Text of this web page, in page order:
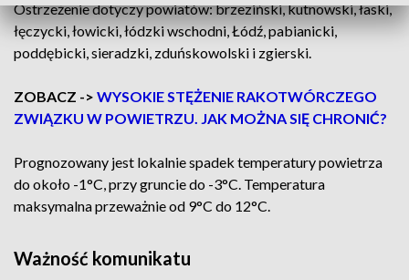
Ostrzeżenie dotyczy powiatów: brzeziński, kutnowski, łaski,
łęczycki, łowicki, łódzki wschodni, Łódź, pabianicki,
poddębicki, sieradzki, zduńskowolski i zgierski.
ZOBACZ -> WYSOKIE STĘŻENIE RAKOTWÓRCZEGO
ZWIĄZKU W POWIETRZU. JAK MOŻNA SIĘ CHRONIĆ?
Prognozowany jest lokalnie spadek temperatury powietrza
do około -1°C, przy gruncie do -3°C. Temperatura
maksymalna przeważnie od 9°C do 12°C.
Ważność komunikatu